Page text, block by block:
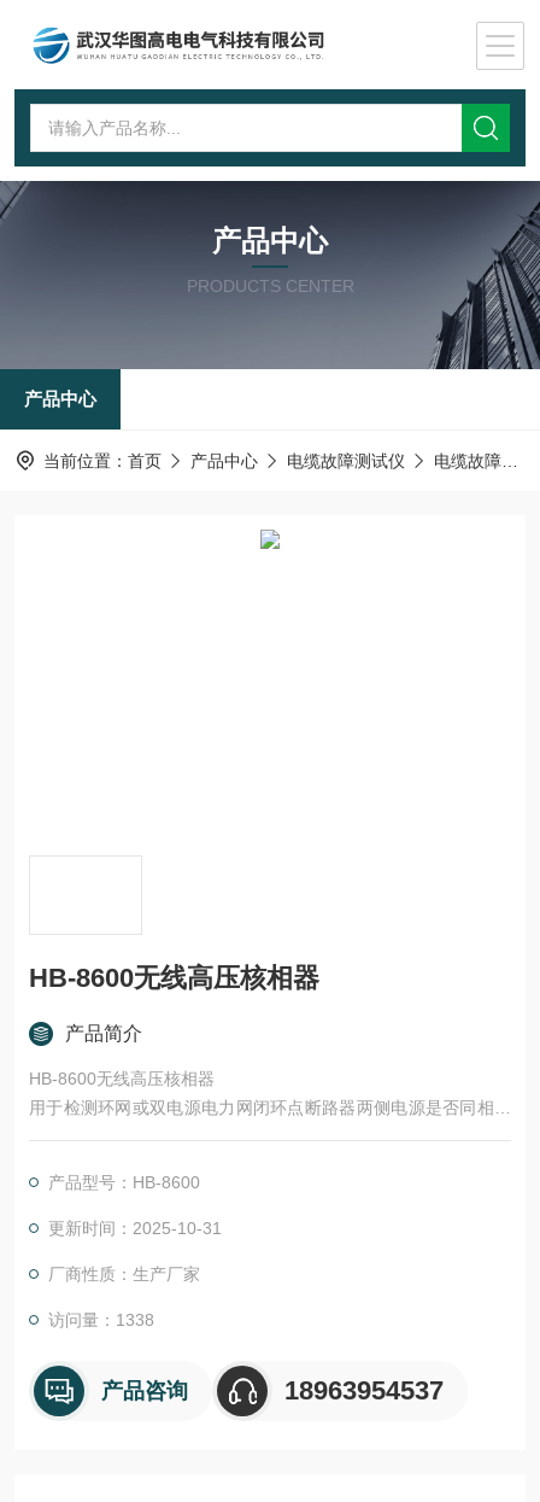
产品中心
PRODUCTS CENTER
产品中心
当前位置： 首页 产品中心 电缆故障测试仪 电缆故障测试仪
HB-8600无线高压核相器
产品简介
HB-8600无线高压核相器
用于检测环网或双电源电力网闭环点断路器两侧电源是否同相。
在闭环两电源之前一定要进行核相操作，否则可能发生短路。仪
和核定相序的功能。
仪器采用无线传输技术，操作安全可靠，使用方便，克服了有线
相关标准。与有线核相器相比，其主要优点是去掉了连
产品型号：HB-8600
更新时间：2025-10-31
厂商性质：生产厂家
访问量：1338
产品咨询 18963954537